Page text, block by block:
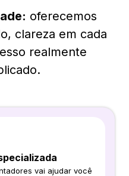
oferecemos
clareza em cada
realmente
vai ajudar você